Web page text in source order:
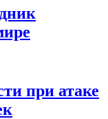
при атаке